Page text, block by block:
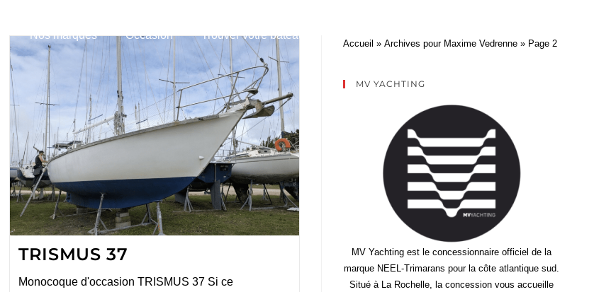
Nos marques Occasion Trouver votre bateau
TRISMUS 37
Monocoque d'occasion TRISMUS 37 Si ce
Accueil » Archives pour Maxime Vedrenne » Page 2
MV YACHTING
MV Yachting est le concessionnaire officiel de la
marque NEEL-Trimarans pour la côte atlantique sud.
Situé à La Rochelle, la concession vous accueille